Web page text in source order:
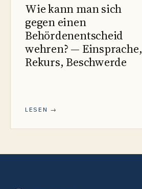
Wie kann man sich
gegen einen
Behördenentscheid
wehren? — Einsprache,
Rekurs, Beschwerde
LESEN →